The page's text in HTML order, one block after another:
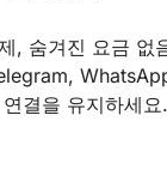
, 숨겨진 요금 없
결을 유지하세요.